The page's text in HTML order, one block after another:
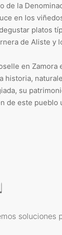
de la
en los
platos
de Aliste y
en Zamora
historia,
su
de este pueblo
soluciones